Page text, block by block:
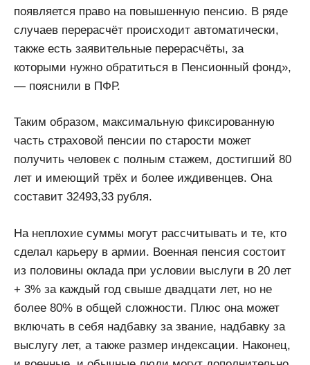
появляется право на повышенную пенсию. В ряде
случаев перерасчёт происходит автоматически,
также есть заявительные перерасчёты, за
которыми нужно обратиться в Пенсионный фонд»,
— пояснили в ПФР.
Таким образом, максимальную фиксированную
часть страховой пенсии по старости может
получить человек c полным стажем, достигший 80
лет и имеющий трёх и более иждивенцев. Она
составит 32493,33 рубля.
На неплохие суммы могут рассчитывать и те, кто
сделал карьеру в армии. Военная пенсия состоит
из половины оклада при условии выслуги в 20 лет
+ 3% за каждый год свыше двадцати лет, но не
более 80% в общей сложности. Плюс она может
включать в себя надбавку за звание, надбавку за
выслугу лет, а также размер индексации. Наконец,